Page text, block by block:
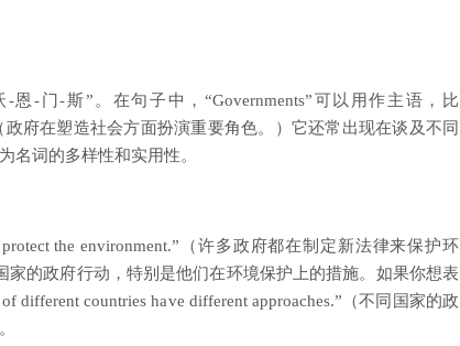
-恩-门-斯”。在句子中，“Governments”可以用作主语，比
政府在塑造社会方面扮演重要角色。）它还常出现在谈及不同
名词的多样性和实用性。
the environment.”（许多政府都在制定新法律来保护环
家的政府行动，特别是他们在环境保护上的措施。如果你想表
different countries have different approaches.”（不同国家的政